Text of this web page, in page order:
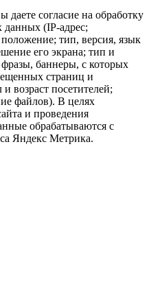
даете согласие на обработку
данных (IP-адрес;
тип, версия, язык
его экрана; тип и
баннеры, с которых
страниц и
возраст посетителей;
файлов). В целях
и проведения
обрабатываются с
Яндекс Метрика.